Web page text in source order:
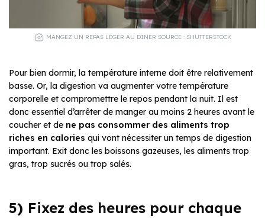
MANGEZ UN REPAS LÉGER AU DINER SOURCE : SHUTTERSTOCK
Pour bien dormir, la température interne doit être relativement
basse. Or, la digestion va augmenter votre température
corporelle et compromettre le repos pendant la nuit. Il est
donc essentiel d’arrêter de manger au moins 2 heures avant le
coucher et de ne pas consommer des aliments trop
riches en calories qui vont nécessiter un temps de digestion
important. Exit donc les boissons gazeuses, les aliments trop
gras, trop sucrés ou trop salés.
5) Fixez des heures pour chaque